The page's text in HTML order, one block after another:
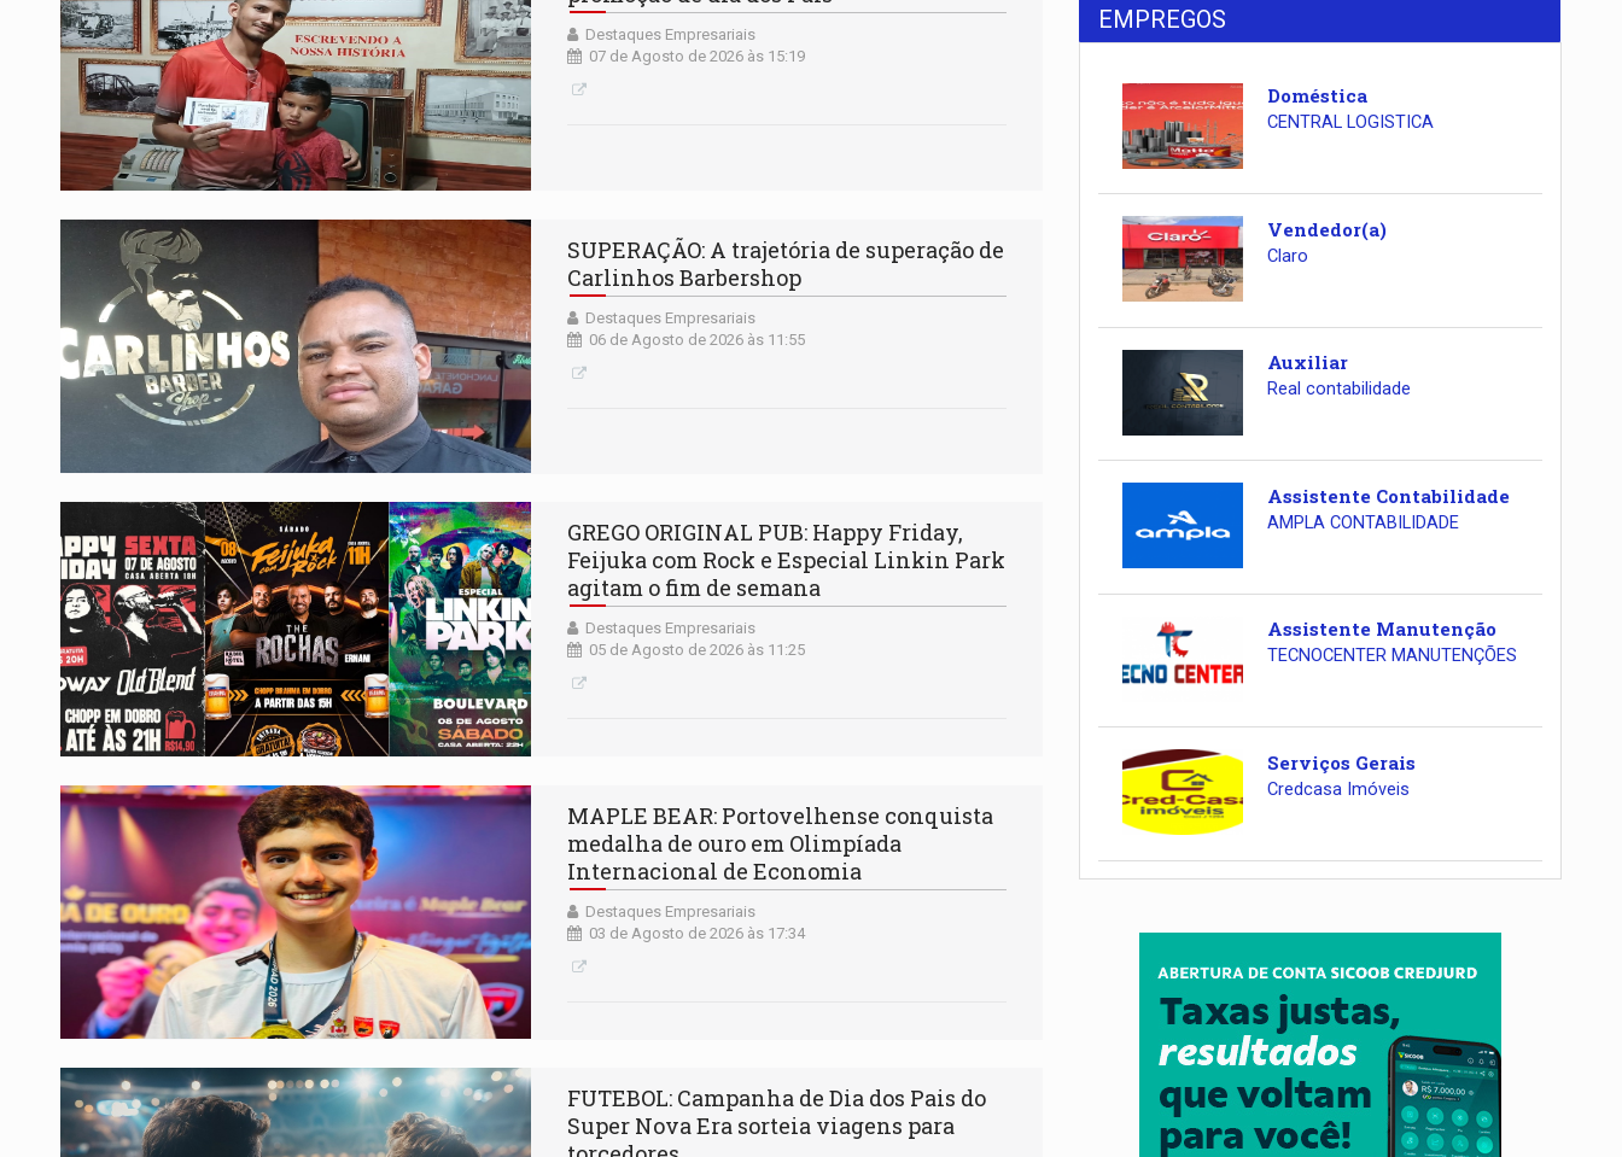
Destaques Empresariais
07 de Agosto de 2026 às 15:19
SUPERAÇÃO: A trajetória de superação de
Carlinhos Barbershop
Destaques Empresariais
06 de Agosto de 2026 às 11:55
GREGO ORIGINAL PUB: Happy Friday,
Feijuka com Rock e Especial Linkin Park
agitam o fim de semana
Destaques Empresariais
05 de Agosto de 2026 às 11:25
MAPLE BEAR: Portovelhense conquista
medalha de ouro em Olimpíada
Internacional de Economia
Destaques Empresariais
03 de Agosto de 2026 às 17:34
FUTEBOL: Campanha de Dia dos Pais do
Super Nova Era sorteia viagens para
EMPREGOS
Doméstica
CENTRAL LOGISTICA
Vendedor(a)
Claro
Auxiliar
Real contabilidade
Assistente Contabilidade
AMPLA CONTABILIDADE
Assistente Manutenção
TECNOCENTER MANUTENÇÕES
Serviços Gerais
Credcasa Imóveis